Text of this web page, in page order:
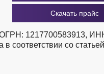
Скачать прайс
1217700583913,
соответствии со